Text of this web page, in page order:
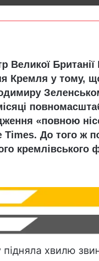
Великої
Кремля у тому,
«повною
Times. До того ж
кремлівського
підняла хвилю